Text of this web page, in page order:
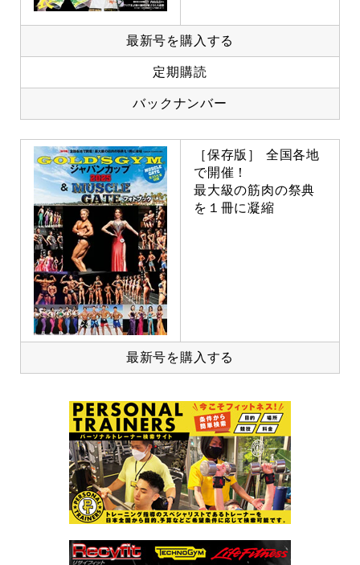
最新号を購入する
定期購読
バックナンバー
［保存版］ 全国各地
で開催！
最大級の筋肉の祭典
を１冊に凝縮
最新号を購入する